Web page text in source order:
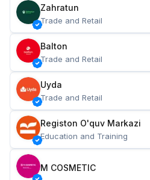
Zahratun
Trade and Retail
Balton
Trade and Retail
Uyda
Trade and Retail
Registon O'quv Markazi
Education and Training
M COSMETIC